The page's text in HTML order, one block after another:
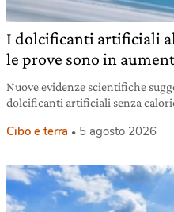
I dolcificanti artificiali
le prove sono in
Nuove evidenze scientifiche
dolcificanti artificiali senza
Cibo e terra 5 agosto 2026